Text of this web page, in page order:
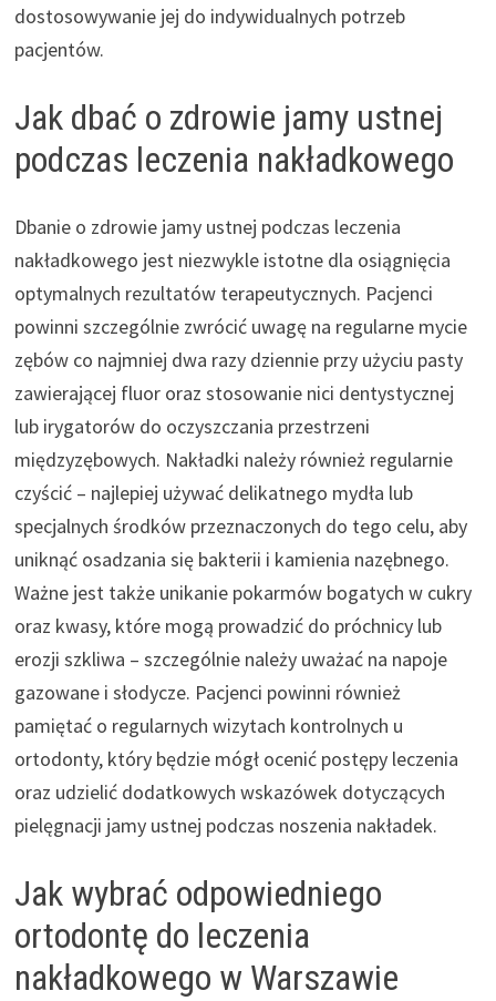
dostosowywanie jej do indywidualnych potrzeb
pacjentów.
Jak dbać o zdrowie jamy ustnej
podczas leczenia nakładkowego
Dbanie o zdrowie jamy ustnej podczas leczenia
nakładkowego jest niezwykle istotne dla osiągnięcia
optymalnych rezultatów terapeutycznych. Pacjenci
powinni szczególnie zwrócić uwagę na regularne mycie
zębów co najmniej dwa razy dziennie przy użyciu pasty
zawierającej fluor oraz stosowanie nici dentystycznej
lub irygatorów do oczyszczania przestrzeni
międzyzębowych. Nakładki należy również regularnie
czyścić – najlepiej używać delikatnego mydła lub
specjalnych środków przeznaczonych do tego celu, aby
uniknąć osadzania się bakterii i kamienia nazębnego.
Ważne jest także unikanie pokarmów bogatych w cukry
oraz kwasy, które mogą prowadzić do próchnicy lub
erozji szkliwa – szczególnie należy uważać na napoje
gazowane i słodycze. Pacjenci powinni również
pamiętać o regularnych wizytach kontrolnych u
ortodonty, który będzie mógł ocenić postępy leczenia
oraz udzielić dodatkowych wskazówek dotyczących
pielęgnacji jamy ustnej podczas noszenia nakładek.
Jak wybrać odpowiedniego
ortodontę do leczenia
nakładkowego w Warszawie